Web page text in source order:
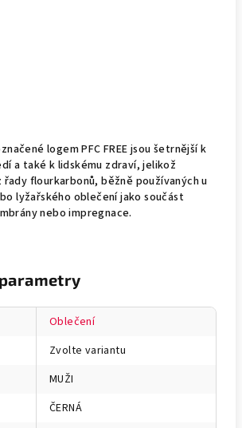
logem PFC FREE jsou šetrnější k
a také k lidskému zdraví, jelikož
flourkarbonů, běžně používaných u
lyžařského oblečení jako součást
nebo impregnace.
Oblečení
Zvolte variantu
MUŽI
ČERNÁ